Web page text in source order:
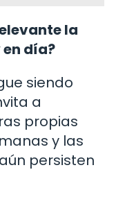
la
día?
siendo
a
propias
y las
persisten